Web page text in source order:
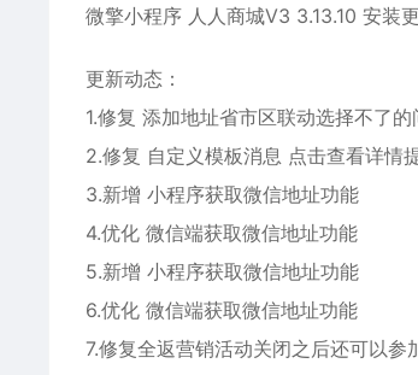
微擎小程序 人人商城V3 3.13.10 安装
更新动态：
1.修复 添加地址省市区联动选择不了的
2.修复 自定义模板消息 点击查看详情
3.新增 小程序获取微信地址功能
4.优化 微信端获取微信地址功能
5.新增 小程序获取微信地址功能
6.优化 微信端获取微信地址功能
7.修复全返营销活动关闭之后还可以参